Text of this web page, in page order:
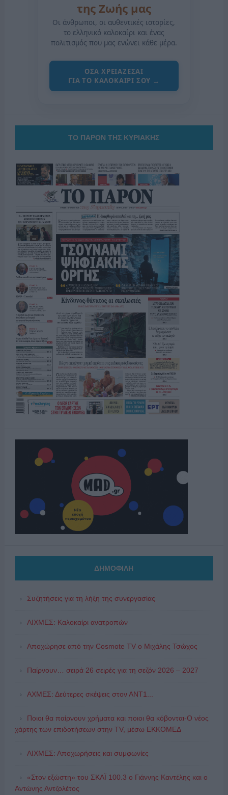
της Ζωής μας
Οι άνθρωποι, οι αυθεντικές ιστορίες,
το ελληνικό καλοκαίρι και ένας
πολιτισμός που μας ενώνει κάθε μέρα.
ΟΣΑ ΧΡΕΙΑΖΕΣΑΙ
ΓΙΑ ΤΟ ΚΑΛΟΚΑΙΡΙ ΣΟΥ →
ΤΟ ΠΑΡΟΝ ΤΗΣ ΚΥΡΙΑΚΗΣ
ΔΗΜΟΦΙΛΗ
Συζητήσεις για τη λήξη της συνεργασίας
ΑΙΧΜΕΣ: Καλοκαίρι ανατροπών
Αποχώρησε από την Cosmote TV o Μιχάλης Τσώχος
Παίρνουν… σειρά 26 σειρές για τη σεζόν 2026 – 2027
ΑΧΜΕΣ: Δεύτερες σκέψεις στον ΑΝΤ1...
Ποιοι θα παίρνουν χρήματα και ποιοι θα κόβονται-Ο νέος
χάρτης των επιδοτήσεων στην TV, μέσω ΕΚΚΟΜΕΔ
ΑΙΧΜΕΣ: Αποχωρήσεις και συμφωνίες
«Στον εξώστη» του ΣΚΑΪ 100.3 ο Γιάννης Καντέλης και ο
Αντώνης Αντζολέτος